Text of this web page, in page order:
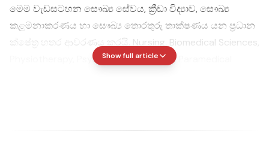
මෙම වැඩසටහන සෞඛ්‍ය සේවය, ක්‍රීඩා විද්‍යාව, සෞඛ්‍ය
කළමනාකරණය හා සෞඛ්‍ය තොරතුරු තාක්ෂණය යන ප්‍රධාන
ක්ෂේත්‍ර හතර ආවරණය කරයි. Nursing, Biomedical Sciences,
Physiotherapy, Psychology, Pharmacy, Paramedical
Show full article